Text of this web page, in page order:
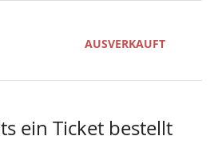
AUSVERKAUFT
ein Ticket bestellt